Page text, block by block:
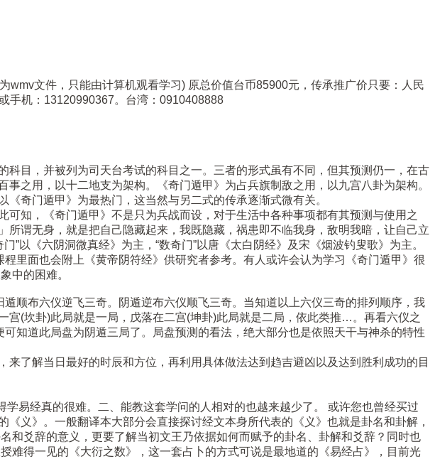
文件，只能由计算机观看学习) 原总价值台币85900元，传承推广价只要：人民
手机：13120990367。台湾：0910408888
目，并被列为司天台考试的科目之一。三者的形式虽有不同，但其预测仍一，在古
之用，以十二地支为架构。《奇门遁甲》为占兵旗制敌之用，以九宫八卦为架构。
奇门遁甲》为最热门，这当然与另二式的传承逐渐式微有关。
知，《奇门遁甲》不是只为兵战而设，对于生活中各种事项都有其预测与使用之
谓无身，就是把自己隐藏起来，我既隐藏，祸患即不临我身，敌明我暗，让自己立
”以《六阴洞微真经》为主，“数奇门”以唐《太白阴经》及宋《烟波钓叟歌》为主。
里面也会附上《黄帝阴符经》供研究者参考。有人或许会认为学习《奇门遁甲》很
中的困难。
顺布六仪逆飞三奇。阴遁逆布六仪顺飞三奇。当知道以上六仪三奇的排列顺序，我
(坎卦)此局就是一局，戊落在二宫(坤卦)此局就是二局，依此类推…。再看六仪之
知道此局盘为阴遁三局了。局盘预测的看法，绝大部分也是依照天干与神杀的特性
了解当日最好的时辰和方位，再利用具体做法达到趋吉避凶以及达到胜利成功的目
易经真的很难。二、能教这套学问的人相对的也越来越少了。 或许您也曾经买过
义》。一般翻译本大部分会直接探讨经文本身所代表的《义》也就是卦名和卦解，
和爻辞的意义，更要了解当初文王乃依据如何而赋予的卦名、卦解和爻辞？同时也
难得一见的《大衍之数》，这一套占卜的方式可说是最地道的《易经占》，目前光